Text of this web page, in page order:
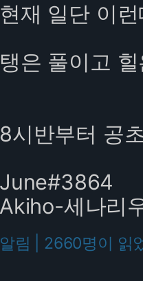
현재 일단 이
탱은 풀이고
8시반부터 공
June#3864
Akiho-세나리
알림 | 2660명이 읽